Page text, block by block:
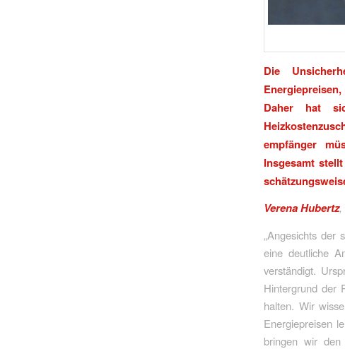
Die
Daher hat
empfänger
Insgesamt
Verena Hubertz,
„Angesichts der
eine deutliche
verständigt.
Hintergrund der
halten. Wir
Energiepreisen
bringen wir